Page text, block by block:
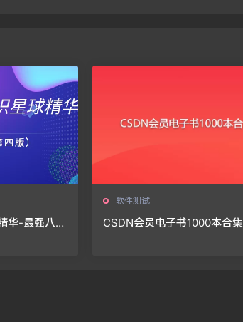
华-最强八股
软件测试
CSDN会员电子书1000本合集